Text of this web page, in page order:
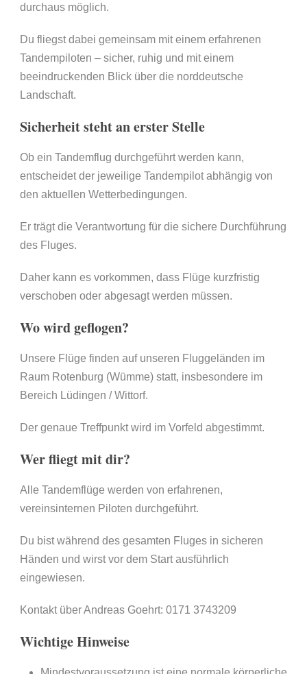
durchaus möglich.
Du fliegst dabei gemeinsam mit einem erfahrenen
Tandempiloten – sicher, ruhig und mit einem
beeindruckenden Blick über die norddeutsche
Landschaft.
Sicherheit steht an erster Stelle
Ob ein Tandemflug durchgeführt werden kann,
entscheidet der jeweilige Tandempilot abhängig von
den aktuellen Wetterbedingungen.
Er trägt die Verantwortung für die sichere Durchführung
des Fluges.
Daher kann es vorkommen, dass Flüge kurzfristig
verschoben oder abgesagt werden müssen.
Wo wird geflogen?
Unsere Flüge finden auf unseren Fluggeländen im
Raum Rotenburg (Wümme) statt, insbesondere im
Bereich Lüdingen / Wittorf.
Der genaue Treffpunkt wird im Vorfeld abgestimmt.
Wer fliegt mit dir?
Alle Tandemflüge werden von erfahrenen,
vereinsinternen Piloten durchgeführt.
Du bist während des gesamten Fluges in sicheren
Händen und wirst vor dem Start ausführlich
eingewiesen.
Kontakt über Andreas Goehrt: 0171 3743209
Wichtige Hinweise